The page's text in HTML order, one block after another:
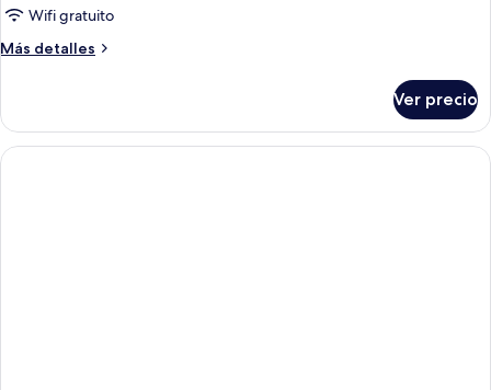
Wifi gratuito
Más detalles
Más
Ver precio